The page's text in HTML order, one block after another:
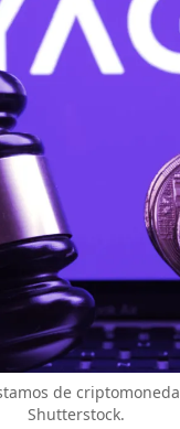
de
Shutterstock.